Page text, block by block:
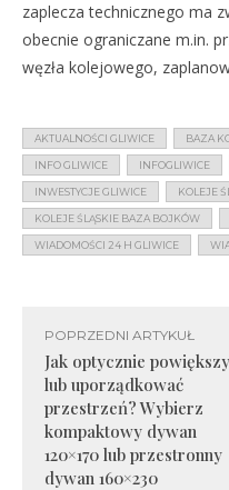
zaplecza technicznego ma
obecnie ograniczane m.in.
węzła kolejowego,
AKTUALNOŚCI GLIWICE BAZA
INFO GLIWICE INFOGLIWICE
INWESTYCJE GLIWICE KOLEJE
KOLEJE ŚLĄSKIE BAZA BOJKÓW
WIADOMOŚCI 24 H GLIWICE
POPRZEDNI ARTYKUŁ
Jak optycznie
lub uporządkować
przestrzeń? Wybierz
kompaktowy dywan
120×170 lub przestronny
dywan 160×230